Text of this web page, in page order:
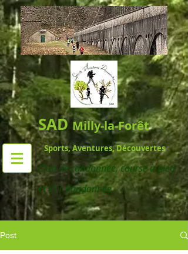
SADMilly-la-Forêt
Sports, Aventures, Découvertes
Club de randonnée,course à pied
et VTT Randonnée
Post